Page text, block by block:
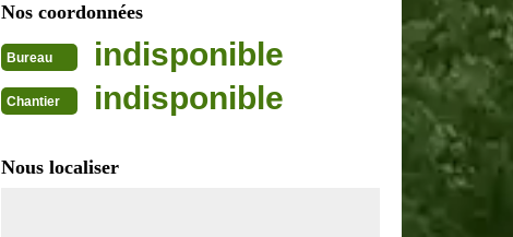
Nos coordonnées
Bureau indisponible
Chantier indisponible
Nous localiser